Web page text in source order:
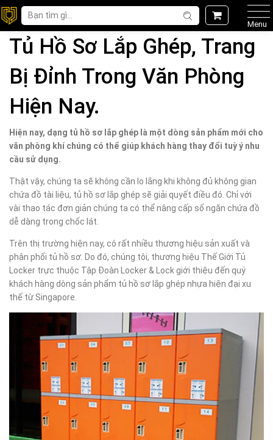
Menu
Tủ Hồ Sơ Lắp Ghép, Trang
Bị Đỉnh Trong Văn Phòng
Hiện Nay.
Hiện nay, dạng tủ hồ sơ lắp ghép là một dòng sản phẩm mới cho
văn phòng khí chúng có thể giúp khách hàng thay đổi tuỳ ý nhu
cầu sử dụng.
Thật vậy, chúng ta sẽ không cần lo lắng khi không đủ không gian
chứa đồ tài liệu, tủ hồ sơ lắp ghép sẽ giải quyết điều đó. Chỉ với
vài thao tác đơn giản chúng ta có thể nâng cấp số ngăn chứa đồ
dễ dàng trong chốc lát.
Trên thị trường hiện nay, có rất nhiều thương hiệu sản xuất và
phân phối tủ hồ sơ. Do đó, chúng tôi, thương hiệu Thế Giới Tủ
Locker trực thuộc Tập Đoàn Locker & Lock giới thiệu đến quý
khách hàng dòng sản phẩm tủ hồ sơ lắp ghép nhựa hiện đại xu
thế từ Singapore.